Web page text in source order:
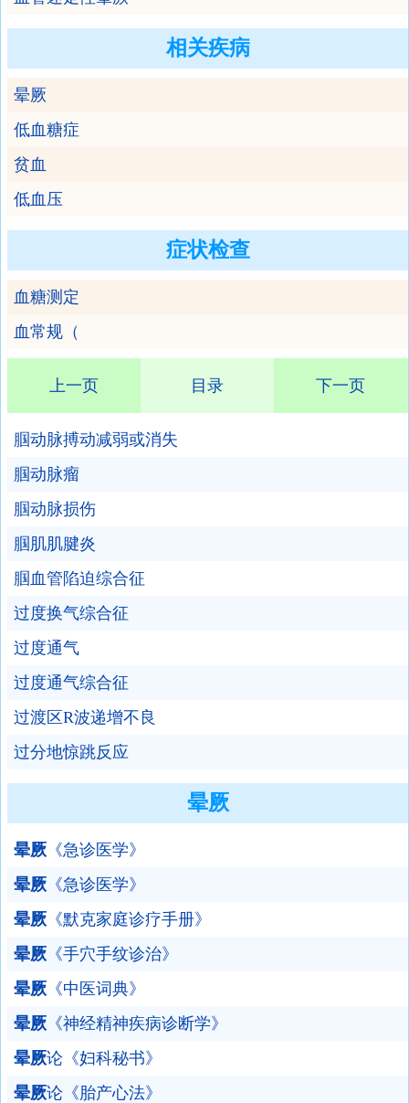
相关疾病
晕厥
低血糖症
贫血
低血压
症状检查
血糖测定
血常规（
上一页 目录 下一页
腘动脉搏动减弱或消失
腘动脉瘤
腘动脉损伤
腘肌肌腱炎
腘血管陷迫综合征
过度换气综合征
过度通气
过度通气综合征
过渡区R波递增不良
过分地惊跳反应
晕厥
晕厥 《急诊医学》
晕厥 《急诊医学》
晕厥 《默克家庭诊疗手册》
晕厥 《手穴手纹诊治》
晕厥 《中医词典》
晕厥 《神经精神疾病诊断学》
晕厥论《妇科秘书》
晕厥论《胎产心法》